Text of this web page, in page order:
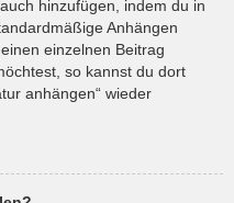
hinzufügen, indem du in
Anhängen
einzelnen Beitrag
so kannst du dort
anhängen“ wieder